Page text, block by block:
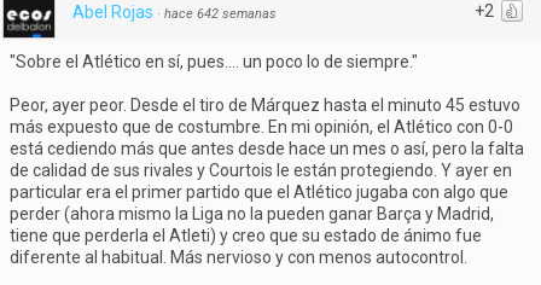
+2
Abel Rojas · hace 642 semanas
"Sobre el Atlético en sí, pues.... un poco lo de siempre."
Peor, ayer peor. Desde el tiro de Márquez hasta el minuto 45 estuvo
más expuesto que de costumbre. En mi opinión, el Atlético con 0-0
está cediendo más que antes desde hace un mes o así, pero la falta
de calidad de sus rivales y Courtois le están protegiendo. Y ayer en
particular era el primer partido que el Atlético jugaba con algo que
perder (ahora mismo la Liga no la pueden ganar Barça y Madrid,
tiene que perderla el Atleti) y creo que su estado de ánimo fue
diferente al habitual. Más nervioso y con menos autocontrol.